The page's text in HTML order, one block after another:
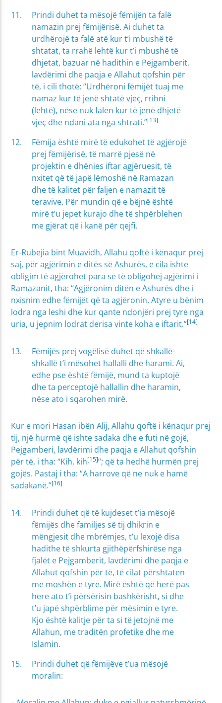
Prindi duhet ta mësojë fëmijën ta falë
namazin prej fëmijërisë. Ai duhet ta
urdhërojë ta falë atë kur t’i mbushë të
shtatat, ta rrahë lehtë kur t’i mbushë të
dhjetat, bazuar në hadithin e Pejgamberit,
lavdërimi dhe paqja e Allahut qofshin për
të, i cili thotë: “Urdhëroni fëmijët tuaj me
namaz kur të jenë shtatë vjeç, rrihni
(lehtë), nëse nuk falen kur të jenë dhjetë
vjeç dhe ndani ata nga shtrati.”[13]
Fëmija është mirë të edukohet të agjërojë
prej fëmijërisë, të marrë pjesë në
projektin e dhënies iftar agjëruesit, të
nxitet që të japë lëmoshë në Ramazan
dhe të kalitet për faljen e namazit të
teravive. Për mundin që e bëjnë është
mirë t’u jepet kurajo dhe të shpërblehen
me gjërat që i kanë për qejfi.
Er-Rubejia bint Muavidh, Allahu qoftë i kënaqur prej
saj, për agjërimin e ditës së Ashurës, e cila ishte
obligim të agjërohet para se të obligohej agjërimi i
Ramazanit, tha: “Agjëronim ditën e Ashurës dhe i
nxisnim edhe fëmijët që ta agjëronin. Atyre u bënim
lodra nga leshi dhe kur qante ndonjëri prej tyre nga
uria, u jepnim lodrat derisa vinte koha e iftarit.”[14]
Fëmijës prej vogëlisë duhet që shkallë-
shkallë t’i mësohet hallalli dhe harami. Ai,
edhe pse është fëmijë, mund ta kuptojë
dhe ta perceptojë hallallin dhe haramin,
nëse ato i sqarohen mirë.
Kur e mori Hasan ibën Alij, Allahu qoftë i kënaqur prej
tij, një hurmë që ishte sadaka dhe e futi në gojë,
Pejgamberi, lavdërimi dhe paqja e Allahut qofshin
për të, i tha: “Kih, kih[15]”; që ta hedhë hurmën prej
gojës. Pastaj i tha: “A harrove që ne nuk e hamë
sadakanë.”[16]
Prindi duhet që të kujdeset t’ia mësojë
fëmijës dhe familjes së tij dhikrin e
mëngjesit dhe mbrëmjes, t’u lexojë disa
hadithe të shkurta gjithëpërfshirëse nga
fjalët e Pejgamberit, lavdërimi dhe paqja e
Allahut qofshin për të, të cilat përshtaten
me moshën e tyre. Mirë është që herë pas
here ato t’i përsërisin bashkërisht, si dhe
t’u japë shpërblime për mësimin e tyre.
Kjo është kalitje për ta si të jetojnë me
Allahun, me traditën profetike dhe me
Islamin.
Prindi duhet që fëmijëve t’ua mësojë
moralin: